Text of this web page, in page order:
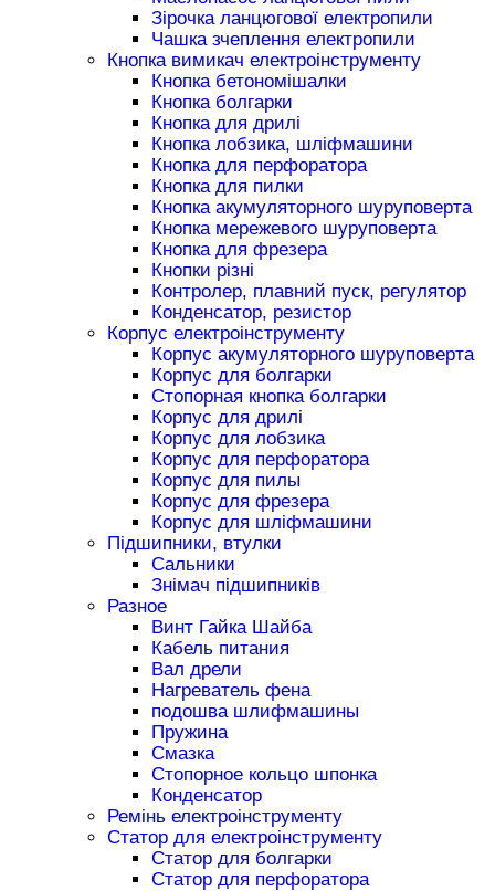
Зірочка ланцюгової електропили
Чашка зчеплення електропили
Кнопка вимикач електроінструменту
Кнопка бетономішалки
Кнопка болгарки
Кнопка для дрилі
Кнопка лобзика, шліфмашини
Кнопка для перфоратора
Кнопка для пилки
Кнопка акумуляторного шуруповерта
Кнопка мережевого шуруповерта
Кнопка для фрезера
Кнопки різні
Контролер, плавний пуск, регулятор
Конденсатор, резистор
Корпус електроінструменту
Корпус акумуляторного шуруповерта
Корпус для болгарки
Стопорная кнопка болгарки
Корпус для дрилі
Корпус для лобзика
Корпус для перфоратора
Корпус для пилы
Корпус для фрезера
Корпус для шліфмашини
Підшипники, втулки
Сальники
Знімач підшипників
Разное
Винт Гайка Шайба
Кабель питания
Вал дрели
Нагреватель фена
подошва шлифмашины
Пружина
Смазка
Стопорное кольцо шпонка
Конденсатор
Ремінь електроінструменту
Статор для електроінструменту
Статор для болгарки
Статор для перфоратора